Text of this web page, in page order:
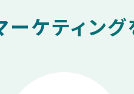
ケティン